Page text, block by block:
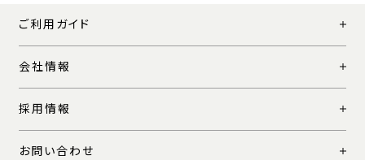
ご利用ガイド
会社情報
採用情報
お問い合わせ